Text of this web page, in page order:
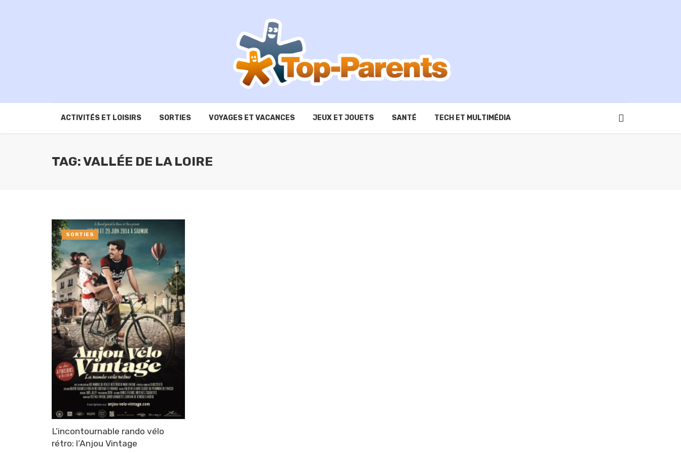
ACTIVITÉS ET LOISIRS SORTIES VOYAGES ET VACANCES JEUX ET JOUETS SANTÉ TECH ET MULTIMÉDIA
TAG: VALLÉE DE LA LOIRE
L’incontournable rando vélo
rétro: l’Anjou Vintage
SORTIES